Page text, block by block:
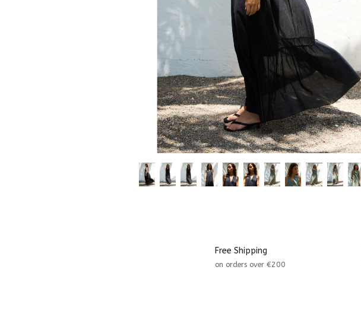
Free Shipping
on orders over €200